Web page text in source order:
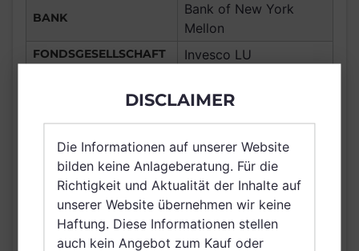
BANK
Bank of New York
Mellon
FONDSGESELLSCHAFT Invesco LU
Europa Income
ANLAGEREGION EURP
ERTRAGSTYP ausschüttend
WÄHRUNG AUD
VERTRIEBSZULASSUNG
Macau, Deutschland,
Luxemburg, Schweiz,
Hong Kong, Taiwan
DISCLAIMER
Die Informationen auf unserer Website
bilden keine Anlageberatung. Für die
Richtigkeit und Aktualität der Inhalte auf
unserer Website übernehmen wir keine
Haftung. Diese Informationen stellen
auch kein Angebot zum Kauf oder